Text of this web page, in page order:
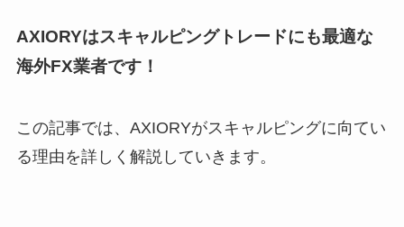
AXIORYはスキャルピングトレードにも最適な
海外FX業者です！
この記事では、AXIORYがスキャルピングに向てい
る理由を詳しく解説していきます。